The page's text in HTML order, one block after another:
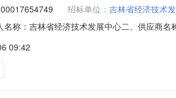
招标单位： 吉林省经济技术
名称：吉林省经济技术发展中心二、供应商
况：七、其它事项：详见附件中的合同文件
09:42